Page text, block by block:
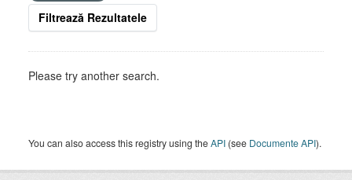
Filtrează Rezultatele
Please try another search.
You can also access this registry using theAPI (see Documente API).